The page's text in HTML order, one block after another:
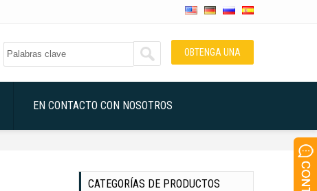
OBTENGA UNA
EN CONTACTO CON NOSOTROS
CATEGORÍAS DE PRODUCTOS